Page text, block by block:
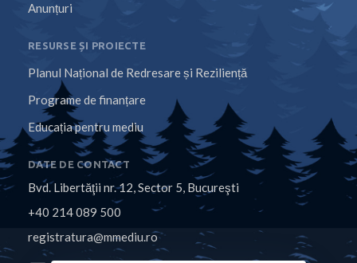
Anunțuri
RESURSE ȘI PROIECTE
Planul Național de Redresare și Reziliență
Programe de finanțare
Educația pentru mediu
DATE DE CONTACT
Bvd. Libertăţii nr. 12, Sector 5, Bucureşti
+40 214 089 500
registratura@mmediu.ro